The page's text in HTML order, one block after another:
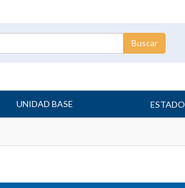
UNIDAD BASE ESTADO